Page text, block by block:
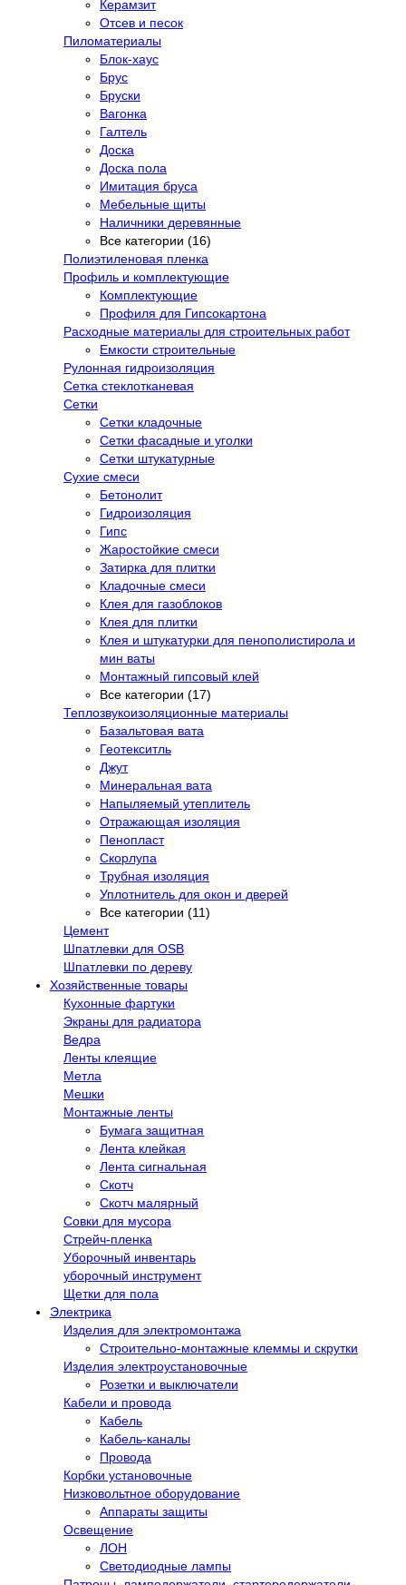
Керамзит
Отсев и песок
Пиломатериалы
Блок-хаус
Брус
Бруски
Вагонка
Галтель
Доска
Доска пола
Имитация бруса
Мебельные щиты
Наличники деревянные
Все категории (16)
Полиэтиленовая пленка
Профиль и комплектующие
Комплектующие
Профиля для Гипсокартона
Расходные материалы для строительных работ
Емкости строительные
Рулонная гидроизоляция
Сетка стеклотканевая
Сетки
Сетки кладочные
Сетки фасадные и уголки
Сетки штукатурные
Сухие смеси
Бетонолит
Гидроизоляция
Гипс
Жаростойкие смеси
Затирка для плитки
Кладочные смеси
Клея для газоблоков
Клея для плитки
Клея и штукатурки для пенополистирола и
мин ваты
Монтажный гипсовый клей
Все категории (17)
Теплозвукоизоляционные материалы
Базальтовая вата
Геотекситль
Джут
Минеральная вата
Напыляемый утеплитель
Отражающая изоляция
Пенопласт
Скорлупа
Трубная изоляция
Уплотнитель для окон и дверей
Все категории (11)
Цемент
Шпатлевки для OSB
Шпатлевки по дереву
Хозяйственные товары
Кухонные фартуки
Экраны для радиатора
Ведра
Ленты клеящие
Метла
Мешки
Монтажные ленты
Бумага защитная
Лента клейкая
Лента сигнальная
Скотч
Скотч малярный
Совки для мусора
Стрейч-пленка
Уборочный инвентарь
уборочный инструмент
Щетки для пола
Электрика
Изделия для электромонтажа
Строительно-монтажные клеммы и скрутки
Изделия электроустановочные
Розетки и выключатели
Кабели и провода
Кабель
Кабель-каналы
Провода
Корбки установочные
Низковольтное оборудование
Аппараты защиты
Освещение
ЛОН
Светодиодные лампы